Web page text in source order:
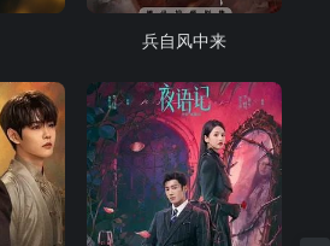
兵自风中来